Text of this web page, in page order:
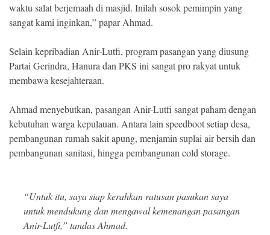
waktu salat berjemaah di masjid. Inilah sosok pemimpin yang
sangat kami inginkan,” papar Ahmad.
Selain kepribadian Anir-Lutfi, program pasangan yang diusung
Partai Gerindra, Hanura dan PKS ini sangat pro rakyat untuk
membawa kesejahteraan.
Ahmad menyebutkan, pasangan Anir-Lutfi sangat paham dengan
kebutuhan warga kepulauan. Antara lain speedboot setiap desa,
pembangunan rumah sakit apung, menjamin suplai air bersih dan
pembangunan sanitasi, hingga pembangunan cold storage.
“Untuk itu, saya siap kerahkan ratusan pasukan saya
untuk mendukung dan mengawal kemenangan pasangan
Anir-Lutfi,” tandas Ahmad.